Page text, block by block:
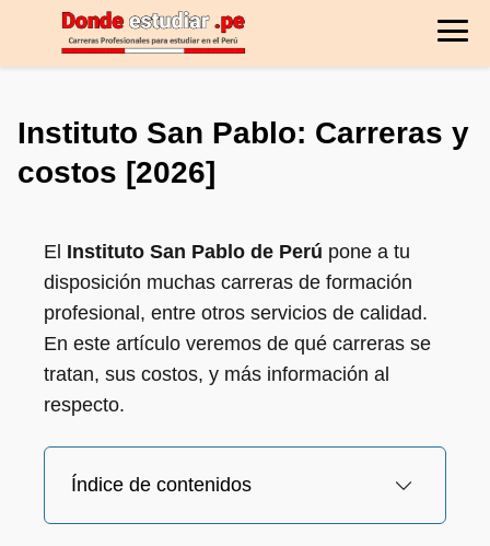
Instituto San Pablo: Carreras y
costos [2026]
El Instituto San Pablo de Perú pone a tu
disposición muchas carreras de formación
profesional, entre otros servicios de calidad.
En este artículo veremos de qué carreras se
tratan, sus costos, y más información al
respecto.
Índice de contenidos